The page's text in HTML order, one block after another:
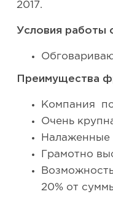
2017.
Условия работы
Преимущества
Компания
Очень
Налаженные
Грамотно
20% от